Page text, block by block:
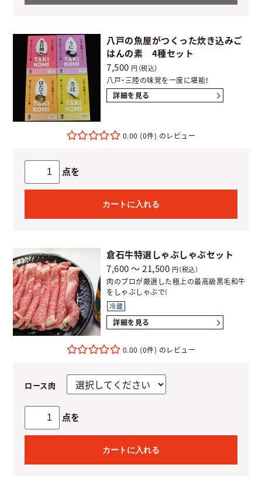
八戸の魚屋がつくった炊き込みご
はんの素 4種セット
7,500 円（税込）
八戸・三陸の味覚を一度に堪能！
詳細を見る
0.00 (0件)
点を
カートに入れる
倉石牛特選しゃぶしゃぶセット
7,600 ～ 21,500 円（税込）
肉のプロが厳選した極上の最高級黒毛和牛
をしゃぶしゃぶで!
冷蔵
詳細を見る
0.00 (0件)
ロース肉
点を
カートに入れる